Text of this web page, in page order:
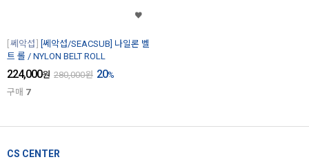
쎄악섭
[쎄악섭/SEACSUB] 나일론 벨
트 롤 / NYLON BELT ROLL
224,000원 280,000원 20%
구매 7
CS CENTER